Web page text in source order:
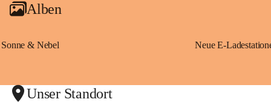
Alben
Sonne & Nebel
Unser Standort